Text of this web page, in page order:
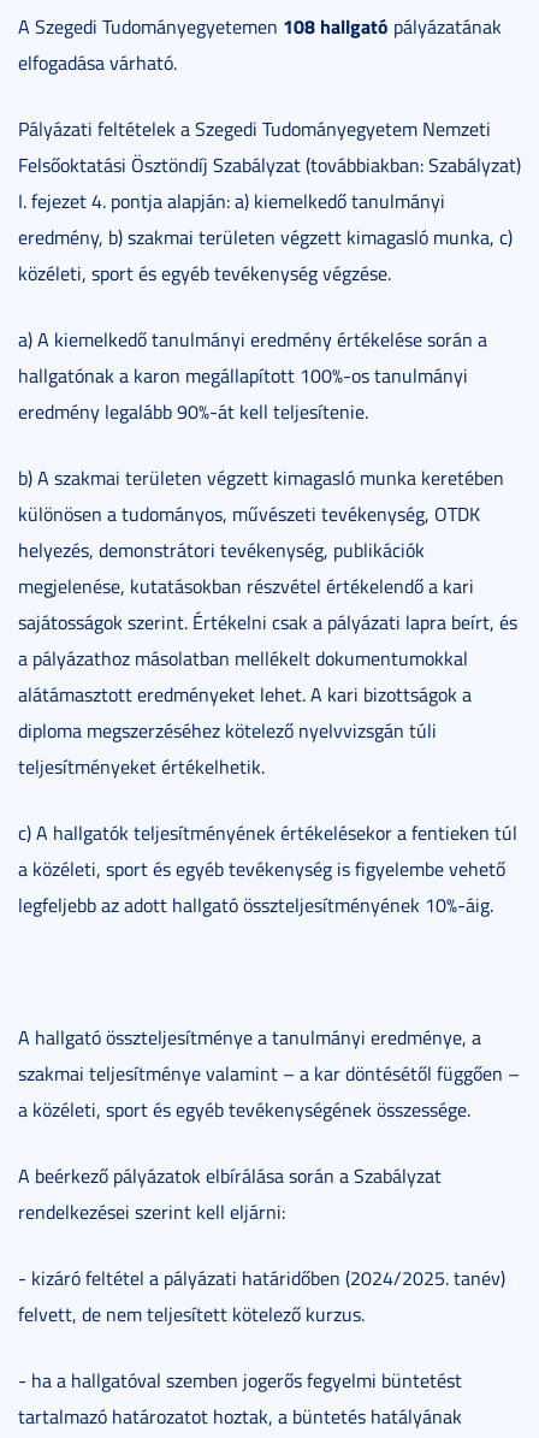
A Szegedi Tudományegyetemen 108 hallgató pályázatának
elfogadása várható.
Pályázati feltételek a Szegedi Tudományegyetem Nemzeti
Felsőoktatási Ösztöndíj Szabályzat (továbbiakban: Szabályzat)
I. fejezet 4. pontja alapján: a) kiemelkedő tanulmányi
eredmény, b) szakmai területen végzett kimagasló munka, c)
közéleti, sport és egyéb tevékenység végzése.
a) A kiemelkedő tanulmányi eredmény értékelése során a
hallgatónak a karon megállapított 100%-os tanulmányi
eredmény legalább 90%-át kell teljesítenie.
b) A szakmai területen végzett kimagasló munka keretében
különösen a tudományos, művészeti tevékenység, OTDK
helyezés, demonstrátori tevékenység, publikációk
megjelenése, kutatásokban részvétel értékelendő a kari
sajátosságok szerint. Értékelni csak a pályázati lapra beírt, és
a pályázathoz másolatban mellékelt dokumentumokkal
alátámasztott eredményeket lehet. A kari bizottságok a
diploma megszerzéséhez kötelező nyelvvizsgán túli
teljesítményeket értékelhetik.
c) A hallgatók teljesítményének értékelésekor a fentieken túl
a közéleti, sport és egyéb tevékenység is figyelembe vehető
legfeljebb az adott hallgató összteljesítményének 10%-áig.
A hallgató összteljesítménye a tanulmányi eredménye, a
szakmai teljesítménye valamint – a kar döntésétől függően –
a közéleti, sport és egyéb tevékenységének összessége.
A beérkező pályázatok elbírálása során a Szabályzat
rendelkezései szerint kell eljárni:
- kizáró feltétel a pályázati határidőben (2024/2025. tanév)
felvett, de nem teljesített kötelező kurzus.
- ha a hallgatóval szemben jogerős fegyelmi büntetést
tartalmazó határozatot hoztak, a büntetés hatályának